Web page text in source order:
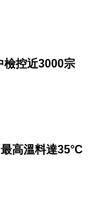
檢控近3000宗
高溫料達35°C